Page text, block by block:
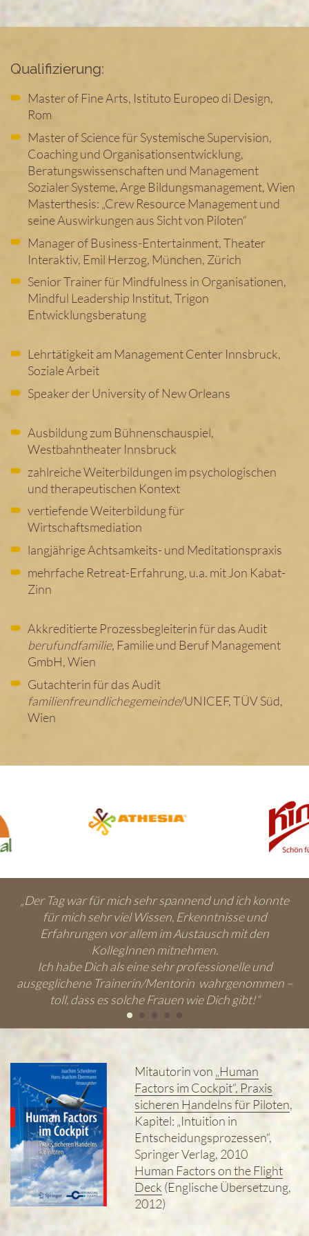
Qualifizierung:
Master of Fine Arts, Istituto Europeo di Design,
Rom
Master of Science für Systemische Supervision,
Coaching und Organisationsentwicklung,
Beratungswissenschaften und Management
Sozialer Systeme, Arge Bildungsmanagement, Wien
Masterthesis: „Crew Resource Management und
seine Auswirkungen aus Sicht von Piloten“
Manager of Business-Entertainment, Theater
Interaktiv, Emil Herzog, München, Zürich
Senior Trainer für Mindfulness in Organisationen,
Mindful Leadership Institut, Trigon
Entwicklungsberatung
Lehrtätigkeit am Management Center Innsbruck,
Soziale Arbeit
Speaker der University of New Orleans
Ausbildung zum Bühnenschauspiel,
Westbahntheater Innsbruck
zahlreiche Weiterbildungen im psychologischen
und therapeutischen Kontext
vertiefende Weiterbildung für
Wirtschaftsmediation
langjährige Achtsamkeits- und Meditationspraxis
mehrfache Retreat-Erfahrung, u.a. mit Jon Kabat-
Zinn
Akkreditierte Prozessbegleiterin für das Audit
berufundfamilie, Familie und Beruf Management
GmbH, Wien
Gutachterin für das Audit
familienfreundlichegemeinde/UNICEF, TÜV Süd,
Wien
„Der Tag war für mich sehr spannend und ich konnte
für mich sehr viel Wissen, Erkenntnisse und
Erfahrungen vor allem im Austausch mit den
KollegInnen mitnehmen.
Ich habe Dich als eine sehr professionelle und
ausgeglichene Trainerin/Mentorin wahrgenommen –
toll, dass es solche Frauen wie Dich gibt!“
Mitautorin von „Human
Factors im Cockpit“, Praxis
sicheren Handelns für Piloten,
Kapitel: „Intuition in
Entscheidungsprozessen“,
Springer Verlag, 2010
Human Factors on the Flight
Deck (Englische Übersetzung,
2012)